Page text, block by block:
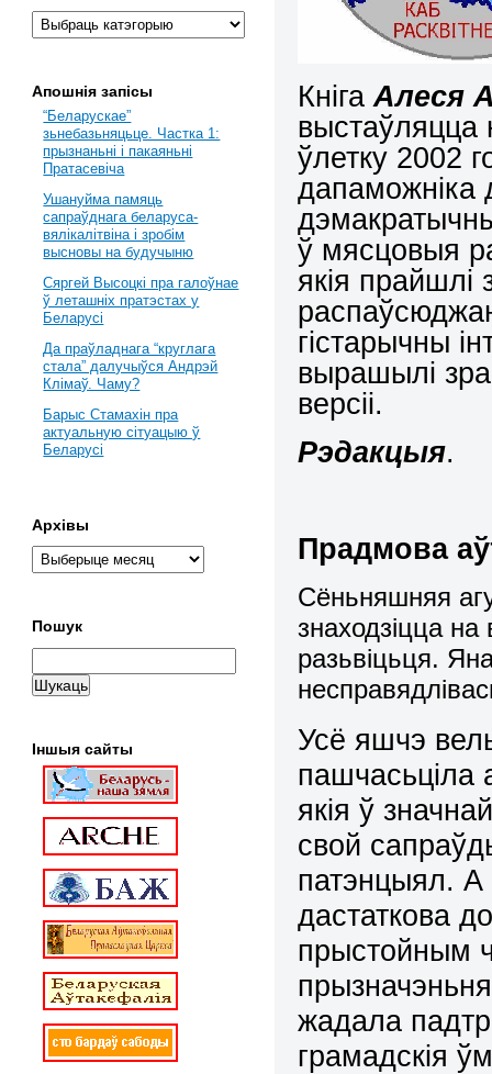
КнігаАлеся
ўлетку 2002
дапаможніка
ў мясцовыя
якія прайшлі
гістарычны
вырашылі
версіі.
Рэдакцыя.
Прадмова
Сёньняшняя
знаходзіцца на
разьвіцьця.
Усё яшчэ
пашчасьціла
якія ў
свой
патэнцыял. А
дастаткова
прыстойным
жадала
грамадскія
Апошнія запісы
“Беларускае”
зьнебазьняцьце. Частка 1:
прызнаньні і пакаяньні
Пратасевіча
Ушануйма памяць
сапраўднага беларуса-
вялікалітвіна і зробім
высновы на будучыню
Сяргей Высоцкі пра галоўнае
ў леташніх пратэстах у
Беларусі
Да праўладнага “круглага
стала” далучыўся Андрэй
Клімаў. Чаму?
Барыс Стамахін пра
актуальную сітуацыю ў
Беларусі
Архівы
Пошук
Іншыя сайты